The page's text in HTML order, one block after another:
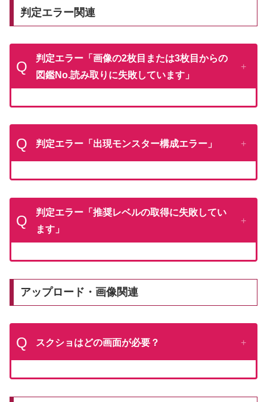
判定エラー関連
Q
判定エラー「画像の2枚目または3枚目からの
図鑑No.読み取りに失敗しています」
Q 判定エラー「出現モンスター構成エラー」
Q
判定エラー「推奨レベルの取得に失敗してい
ます」
アップロード・画像関連
Q スクショはどの画面が必要？